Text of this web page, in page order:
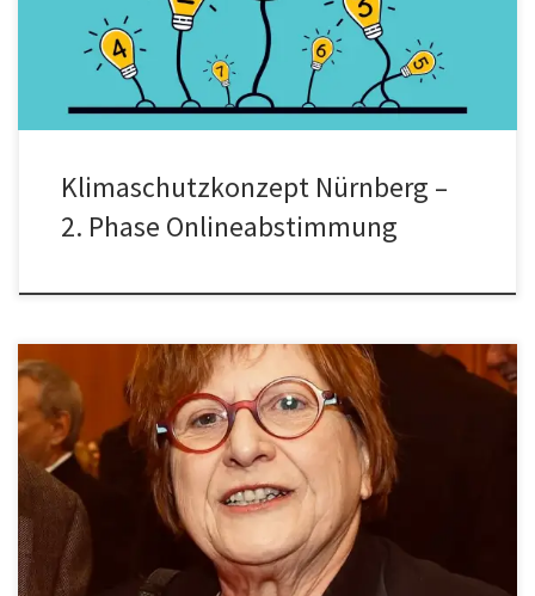
sich die Nürnberger Stadtverwaltung vorgenommen, das Ziel bis
2040 zu erreichen. Herzstück […]
Klimaschutzkonzept Nürnberg –
2. Phase Onlineabstimmung
Die Arbeitsgemeinschaft der Bürger- und Vorstadtvereine
Nürnbergs wünscht alles Gute für das neue Jahr! Wir blicken auf ein
ereignisreiches Jahr 2025. Der Wahlkampf für die Bundestagswahl
am 23. Februar läuft auf Hochtouren und auch die
Kommunalwahlen im Jahr 2026 werfen bereits ihre Schatten
voraus. In Nürnberg drehen sich wie in […]